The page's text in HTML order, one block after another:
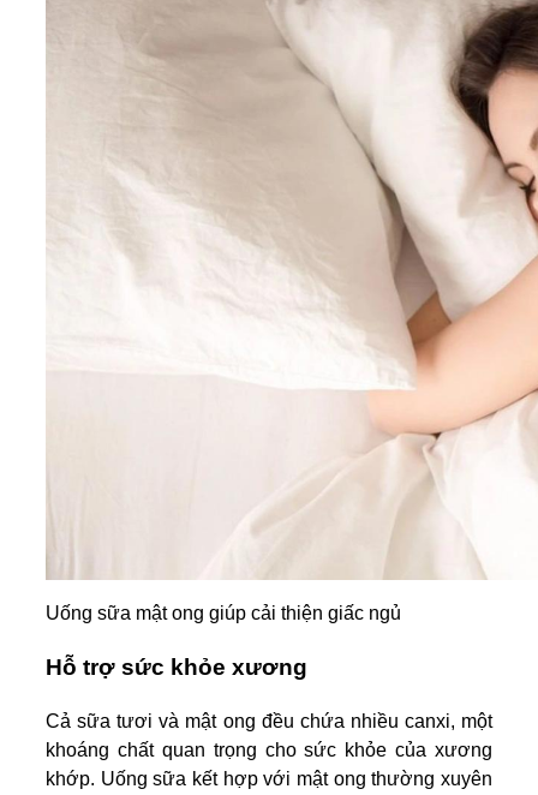
Uống sữa mật ong giúp cải thiện giấc ngủ
Hỗ trợ sức khỏe xương
Cả sữa tươi và mật ong đều chứa nhiều canxi, một
khoáng chất quan trọng cho sức khỏe của xương
khớp. Uống sữa kết hợp với mật ong thường xuyên